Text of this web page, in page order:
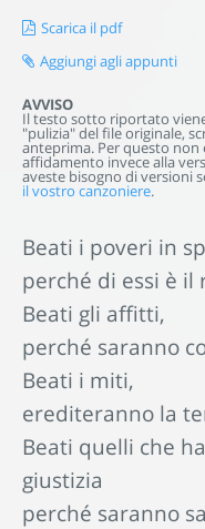
Scarica il pdf
Aggiungi agli appunti
AVVISO
Il testo sotto riportato
"pulizia" del file originale,
anteprima. Per questo non
affidamento invece alla
aveste bisogno di versioni
il vostro canzoniere.
Beati i poveri in
perché di essi è il
Beati gli affitti,
perché saranno
Beati i miti,
erediteranno la
Beati quelli che
giustizia
perché saranno